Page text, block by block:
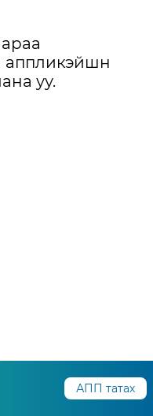
аппликэйшн
уу.
АПП татах